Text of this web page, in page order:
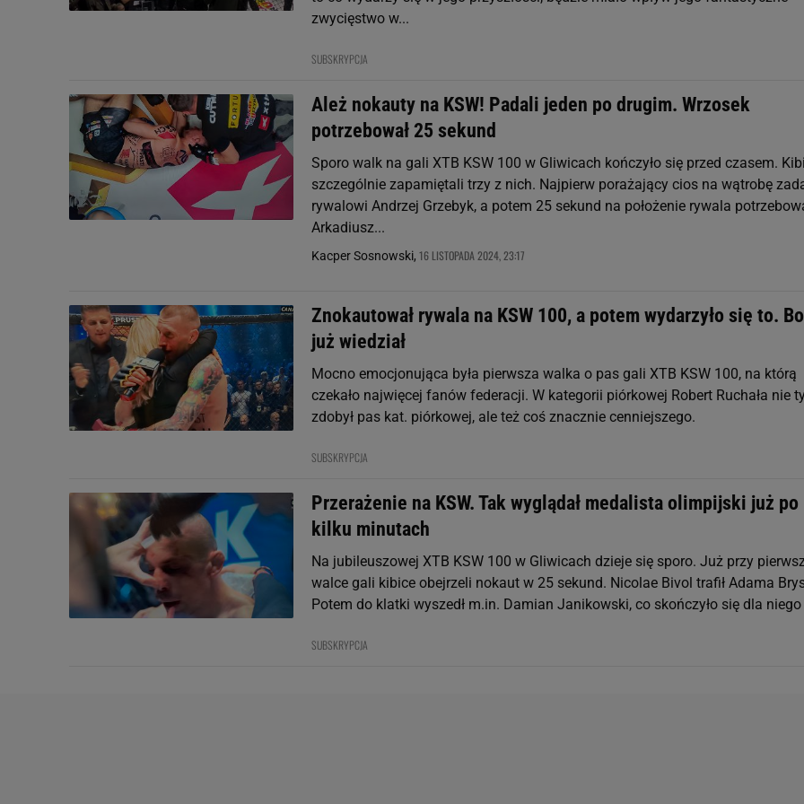
zwycięstwo w...
SUBSKRYPCJA
Ależ nokauty na KSW! Padali jeden po drugim. Wrzosek
potrzebował 25 sekund
Sporo walk na gali XTB KSW 100 w Gliwicach kończyło się przed czasem.
szczególnie zapamiętali trzy z nich. Najpierw porażający cios na wątrobę
rywalowi Andrzej Grzebyk, a potem 25 sekund na położenie rywala
Arkadiusz...
Kacper Sosnowski, 16 LISTOPADA 2024, 23:17
Znokautował rywala na KSW 100, a potem wydarzyło się to.
już wiedział
Mocno emocjonująca była pierwsza walka o pas gali XTB KSW 100, na którą
czekało najwięcej fanów federacji. W kategorii piórkowej Robert Ruchała nie
zdobył pas kat. piórkowej, ale też coś znacznie cenniejszego.
SUBSKRYPCJA
Przerażenie na KSW. Tak wyglądał medalista olimpijski już po
kilku minutach
Na jubileuszowej XTB KSW 100 w Gliwicach dzieje się sporo. Już przy
walce gali kibice obejrzeli nokaut w 25 sekund. Nicolae Bivol trafił Adama
Potem do klatki wyszedł m.in. Damian Janikowski, co skończyło się dla niego
SUBSKRYPCJA